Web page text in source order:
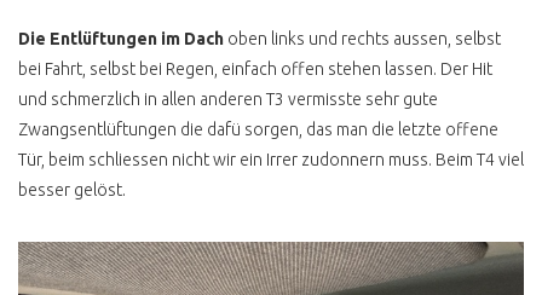
VW BUS RESTAURATION
SANDSTRAHLEN
HOHLRAUMKONSERVIERUNG
VW BUS EISSTRAHLEN
Die Entlüftungen im Dach oben links und rechts aussen, selbst
bei Fahrt, selbst bei Regen, einfach offen stehen lassen. Der Hit
und schmerzlich in allen anderen T3 vermisste sehr gute
Zwangsentlüftungen die dafü sorgen, das man die letzte offene
Tür, beim schliessen nicht wir ein Irrer zudonnern muss. Beim T4 viel
besser gelöst.